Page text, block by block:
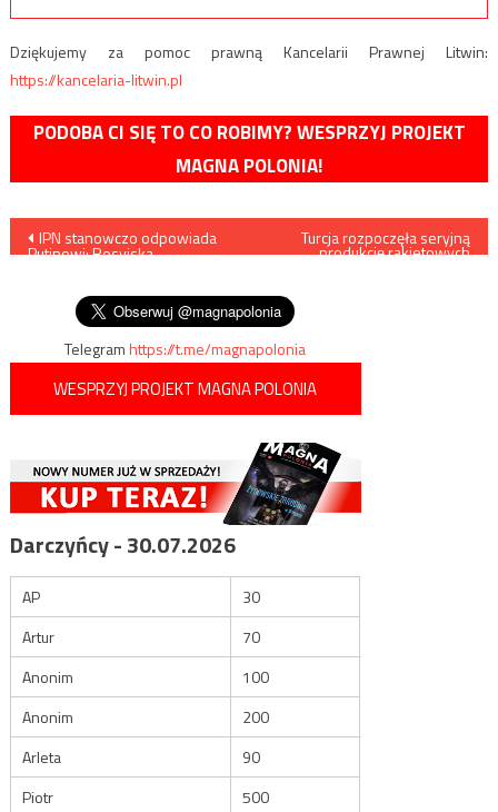
Dziękujemy za pomoc prawną Kancelarii Prawnej Litwin:
https://kancelaria-litwin.pl
PODOBA CI SIĘ TO CO ROBIMY? WESPRZYJ PROJEKT
MAGNA POLONIA!
Nawigacja
IPN stanowczo odpowiada
Putinowi: Rosyjska
Turcja rozpoczęła seryjną
produkcję rakietowych
Telegramhttps://t.me/magnapolonia
WESPRZYJ PROJEKT MAGNA POLONIA
Darczyńcy - 30.07.2026
AP
30
Artur
70
Anonim
100
Anonim
200
Arleta
90
Piotr
500